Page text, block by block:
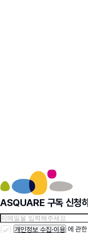
ASQUARE 구독 신청
개인정보 수집·이용 에 관